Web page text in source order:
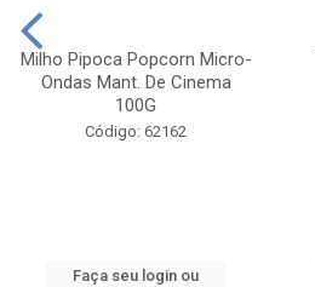
Milho Pipoca Popcorn Micro-
Ondas Mant. De Cinema
100G
Código: 62162
Faça seu login ou